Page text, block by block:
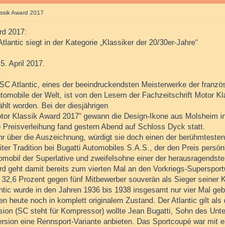
Award 2017
2017:
siegt in der Kategorie „Klassiker der 20/30er-Jahre“
April 2017.
Atlantic, eines der beeindruckendsten Meisterwerke der
der Welt, ist von den Lesern der Fachzeitschrift Motor
worden. Bei der diesjährigen
Klassik Award 2017“ gewann die Design-Ikone aus Molsheim
Preisverleihung fand gestern Abend auf Schloss Dyck statt.
über die Auszeichnung, würdigt sie doch einen der
Tradition bei Bugatti Automobiles S.A.S., der den Preis
der Superlative und zweifelsohne einer der
geht damit bereits zum vierten Mal an den Vorkriegs-
Prozent gegen fünf Mitbewerber souverän als Sieger seiner
wurde in den Jahren 1936 bis 1938 insgesamt nur vier Mal
heute noch in komplett originalem Zustand. Der Atlantic gilt
(SC steht für Kompressor) wollte Jean Bugatti, Sohn des
eine Rennsport-Variante anbieten. Das Sportcoupé war mit